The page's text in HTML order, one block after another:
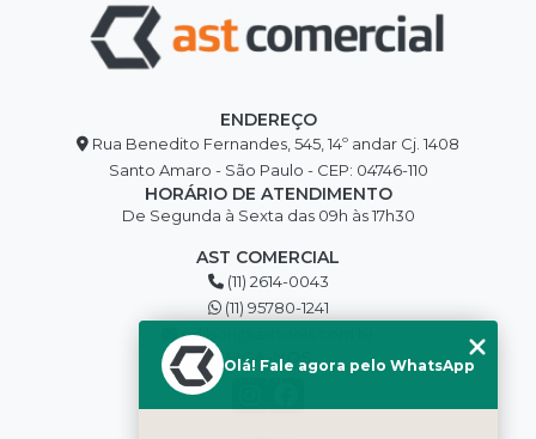
ENDEREÇO
Rua Benedito Fernandes, 545, 14º andar Cj. 1408
Santo Amaro - São Paulo - CEP: 04746-110
HORÁRIO DE ATENDIMENTO
De Segunda à Sexta das 09h às 17h30
AST COMERCIAL
(11) 2614-0043
(11) 95780-1241
edilson@asttools.com.br
SIGA-NOS
Olá! Fale agora pelo WhatsApp